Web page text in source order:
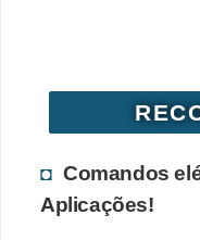
Comandos
Aplicações!